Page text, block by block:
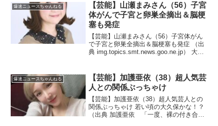
爆速ニュースちゃんねる
【芸能】山瀬まみさん（56）子宮
体がんで子宮と卵巣全摘出＆脳梗
塞も発症
【芸能】山瀬まみさん（56）子宮体がん
で子宮と卵巣全摘出＆脳梗塞も発症 （出
典 img.topics.smt.news.goo.ne.jp） 大変
出＆ついでに脳...
爆速ニュースちゃんねる
【芸能】加護亜依（38）超人気芸
人との関係ぶっちゃけ
【芸能】加護亜依（38）超人気芸人との
関係ぶっちゃけ 若い頃の大久保かな！？
（出典 加護亜依 「一度、裸の付き合い